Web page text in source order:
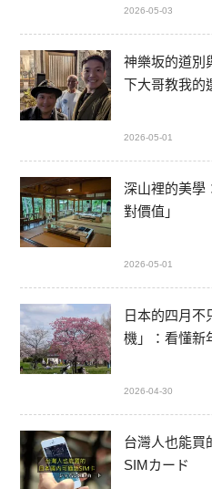
2026-05-03
神樂坂的道別
下大哥教我的
2026-05-01
深山裡的美學
對價值」
2026-05-01
日本的四月不
機」：看懂新
2026-04-30
台灣人也能買
SIMカード